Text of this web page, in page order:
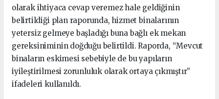
olarak ihtiyaca cevap veremez hale geldiğinin
belirtildiği plan raporunda, hizmet binalarının
yetersiz gelmeye başladığı buna bağlı ek mekan
gereksiniminin doğduğu belirtildi. Raporda, “Mevcut
binaların eskimesi sebebiyle de bu yapıların
iyileştirilmesi zorunluluk olarak ortaya çıkmıştır”
ifadeleri kullanıldı.